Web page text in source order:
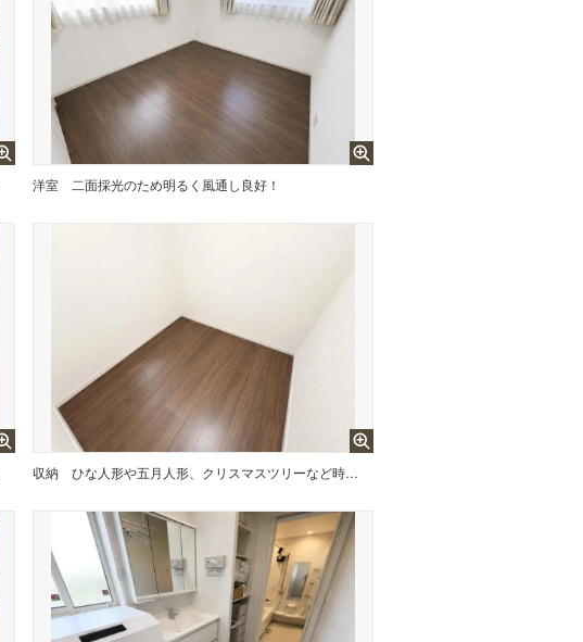
洋室 二面採光のため明るく風通し良好！
収納 ひな人形や五月人形、クリスマスツリーなど時期限定の物を保存しておくのに便利な場所です